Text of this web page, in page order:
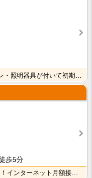
歩5分
朝倉キャンパスへ通う高知大生へおすすめ！インターネット月額接続使用無料！敷金・礼金無し！エアコン付き･･･